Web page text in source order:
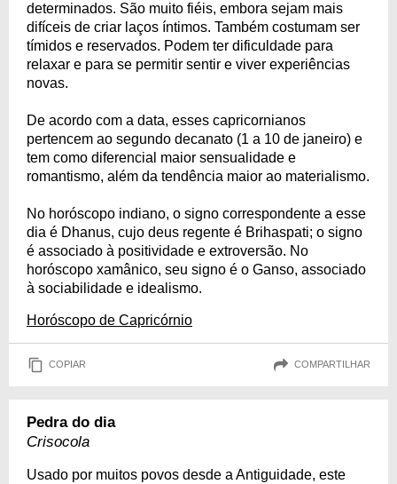
determinados. São muito fiéis, embora sejam mais
difíceis de criar laços íntimos. Também costumam ser
tímidos e reservados. Podem ter dificuldade para
relaxar e para se permitir sentir e viver experiências
novas.
De acordo com a data, esses capricornianos
pertencem ao segundo decanato (1 a 10 de janeiro) e
tem como diferencial maior sensualidade e
romantismo, além da tendência maior ao materialismo.
No horóscopo indiano, o signo correspondente a esse
dia é Dhanus, cujo deus regente é Brihaspati; o signo
é associado à positividade e extroversão. No
horóscopo xamânico, seu signo é o Ganso, associado
à sociabilidade e idealismo.
Horóscopo de Capricórnio
COPIAR COMPARTILHAR
Pedra do dia
Crisocola
Usado por muitos povos desde a Antiguidade, este